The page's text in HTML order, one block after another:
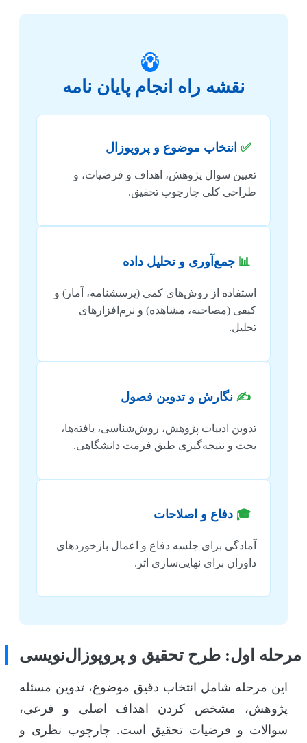
💡
نقشه راه انجام پایان نامه
✅ انتخاب موضوع و پروپوزال
تعیین سوال پژوهش، اهداف و فرضیات، و
طراحی کلی چارچوب تحقیق.
📊 جمع‌آوری و تحلیل داده
استفاده از روش‌های کمی (پرسشنامه، آمار) و
کیفی (مصاحبه، مشاهده) و نرم‌افزارهای
تحلیل.
✍️ نگارش و تدوین فصول
تدوین ادبیات پژوهش، روش‌شناسی، یافته‌ها،
بحث و نتیجه‌گیری طبق فرمت دانشگاهی.
🎓 دفاع و اصلاحات
آمادگی برای جلسه دفاع و اعمال بازخوردهای
داوران برای نهایی‌سازی اثر.
مرحله اول: طرح تحقیق و پروپوزال‌نویسی
این مرحله شامل انتخاب دقیق موضوع، تدوین مسئله
پژوهش، مشخص کردن اهداف اصلی و فرعی،
سوالات و فرضیات تحقیق است. چارچوب نظری و